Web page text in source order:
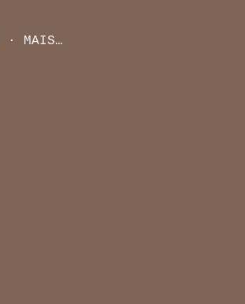
MAIS…